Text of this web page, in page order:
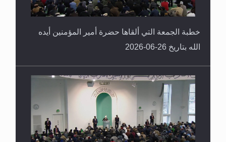
خطبة الجمعة التي ألقاها حضرة أمير المؤمنين أيده
الله بتاريخ 26-06-2026